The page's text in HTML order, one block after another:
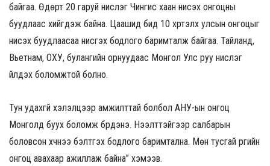
байгаа. Өдөрт 20 гаруй нислэг Чингис хаан нисэх онгоцны
буудлаас хийгдэж байна. Цаашид бид 10 хүртэлх улсын онгоцыг
нисэх буудлаасаа нисгэх бодлого баримталж байгаа. Тайланд,
Вьетнам, ОХУ, булангийн орнуудаас Монгол Улс руу нислэг
үйлдэх боломжтой болно.
Тун удахгүй хэлэлцээр амжилттай болбол АНУ-ын онгоц
Монголд буух боломж бүрдэнэ. Нээлттэйгээр салбарын
боловсон хүчнээ бэлтгэх бодлого баримтална. Мөн тусгай үүргийн
онгоц авахаар ажиллаж байна” хэмээв.